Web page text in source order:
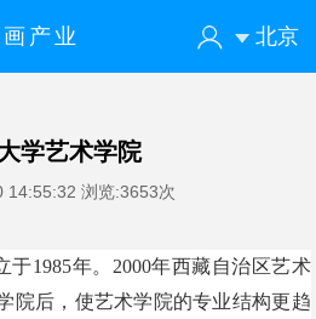
北京
产业
到中国书画门户网
学艺术学院
14:55:32 浏览:3653次
于1985年。 2000年西藏自治区艺术
院后，使艺术学院的专业结构更趋